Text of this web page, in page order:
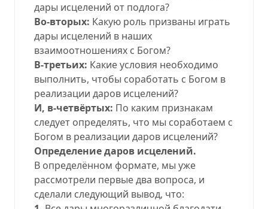
дары исцелений от подлога?
Во-вторых: Какую роль призваны играть
дары исцелений в наших
взаимоотношениях с Богом?
В-третьих: Какие условия необходимо
выполнить, чтобы соработать с Богом в
реализации даров исцелений?
И, в-четвёртых: По каким признакам
следует определять, что мы соработаем с
Богом в реализации даров исцелений?
Определение даров исцелений.
В определённом формате, мы уже
рассмотрели первые два вопроса, и
сделали следующий вывод, что: